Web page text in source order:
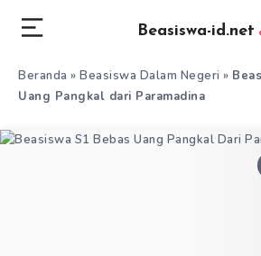
Beasiswa-id.net
Beranda » Beasiswa Dalam Negeri »
Uang Pangkal dari Paramadina